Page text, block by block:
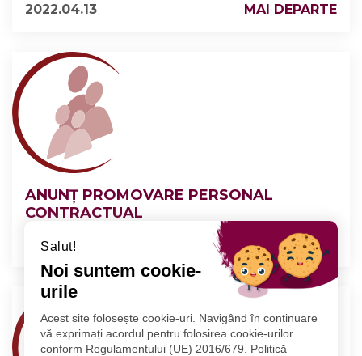
2022.04.13
MAI DEPARTE
ANUNȚ PROMOVARE PERSONAL
CONTRACTUAL
2022.04.11 MAI DEPARTE
Salut!
Noi suntem cookie-
urile
Acest site folosește cookie-uri. Navigând în continuare
vă exprimați acordul pentru folosirea cookie-urilor
conform Regulamentului (UE) 2016/679. Politică